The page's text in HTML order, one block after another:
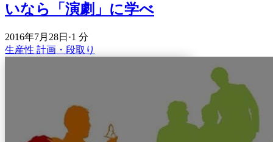
いなら「演劇」に学べ
2016年7月28日 ·1 分
生産性 計画・段取り